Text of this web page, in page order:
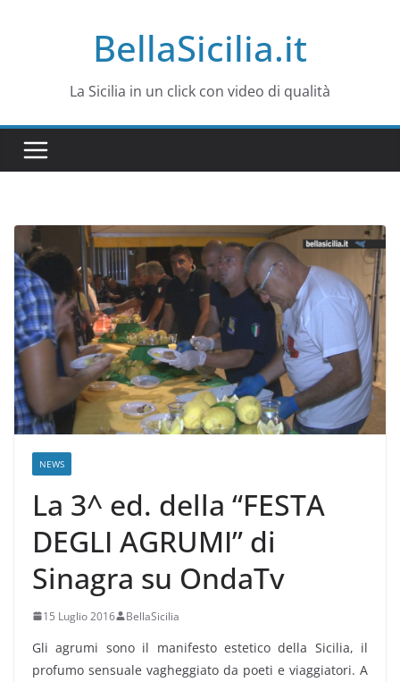
BellaSicilia.it
La Sicilia in un click con video di qualità
NEWS
La 3^ ed. della “FESTA
DEGLI AGRUMI” di
Sinagra su OndaTv
15 Luglio 2016 BellaSicilia
Gli agrumi sono il manifesto estetico della Sicilia, il
profumo sensuale vagheggiato da poeti e viaggiatori. A